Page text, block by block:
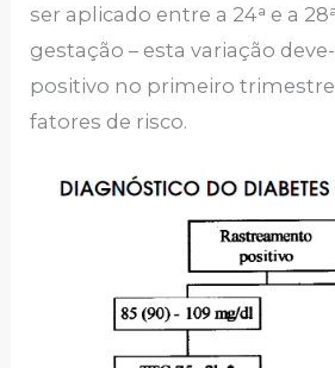
ser aplicado entre a 24ᵃ e a
gestação – esta variação
positivo no primeiro trimestre
fatores de risco.